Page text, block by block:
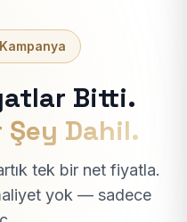
Bitti.
Dahil.
tek bir net fiyatla.
yok — sadece